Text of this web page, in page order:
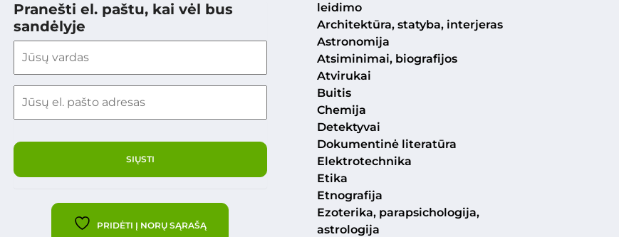
Pranešti el. paštu, kai vėl bus
sandėlyje
PRIDĖTI Į NORŲ SĄRAŠĄ
leidimo
Architektūra, statyba, interjeras
Astronomija
Atsiminimai, biografijos
Atvirukai
Buitis
Chemija
Detektyvai
Dokumentinė literatūra
Elektrotechnika
Etika
Etnografija
Ezoterika, parapsichologija,
astrologija